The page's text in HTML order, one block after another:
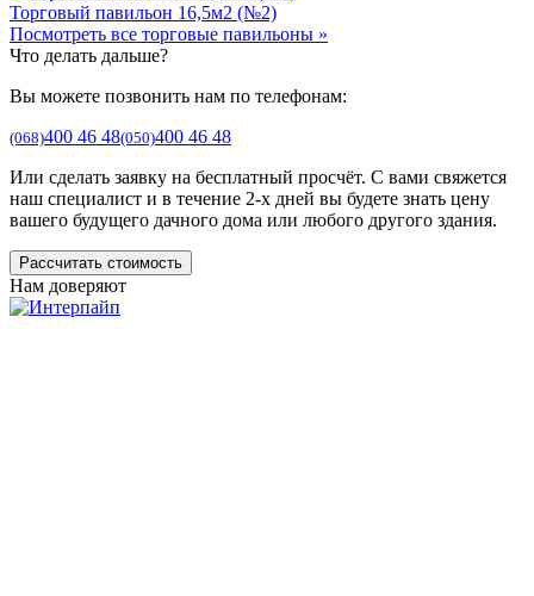
Торговый павильон 16,5м2 (№2)
Посмотреть все торговые павильоны »
Что делать дальше?
Вы можете позвонить нам по телефонам:
(068)400 46 48(050)400 46 48
Или сделать заявку на бесплатный просчёт. С вами свяжется
наш специалист и в течение 2-х дней вы будете знать цену
вашего будущего дачного дома или любого другого здания.
Рассчитать стоимость
Нам доверяют